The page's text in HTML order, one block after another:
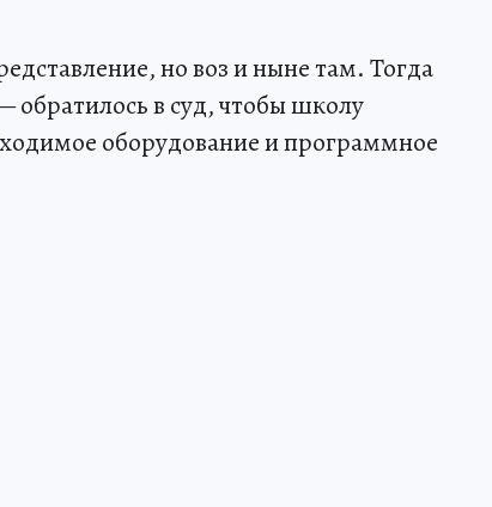
но воз и ныне там. Тогда
в суд, чтобы школу
оборудование и программное